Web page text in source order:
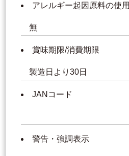
アレルギー起因原料の使用
無
賞味期限/消費期限
製造日より30日
JANコード
警告・強調表示